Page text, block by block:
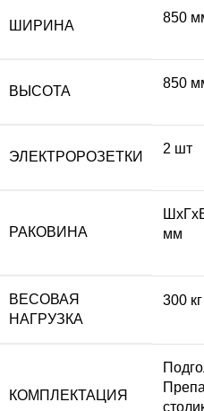
ШИРИНА
850
ВЫСОТА
850
ЭЛЕКТРОРОЗЕТКИ
2 шт
РАКОВИНА
мм
ВЕСОВАЯ
НАГРУЗКА
300 кг
КОМПЛЕКТАЦИЯ